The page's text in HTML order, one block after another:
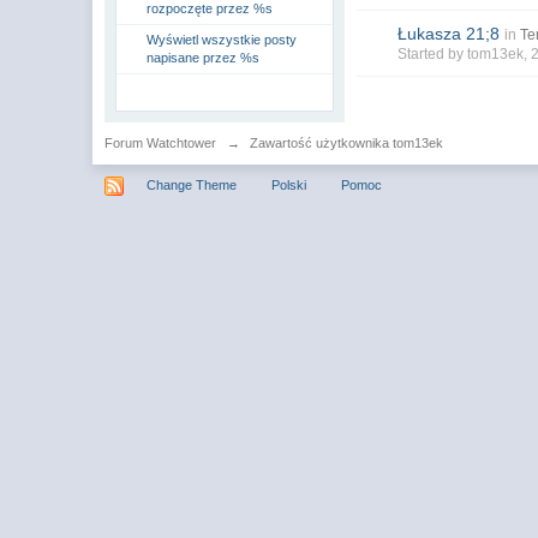
rozpoczęte przez %s
Wyświetl wszystkie posty
napisane przez %s
Łukasza 21;8 in
Started bytom13ek,
Forum Watchtower → Zawartość użytkownika tom13ek
Change Theme Polski Pomoc